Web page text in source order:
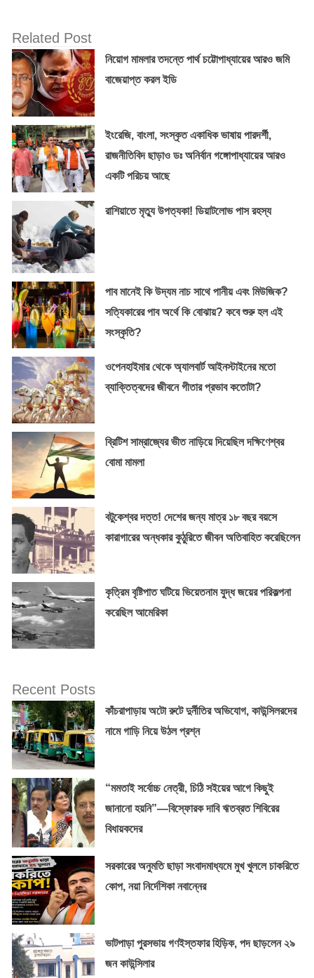
Related Post
নিয়োগ মামলার তদন্তে পার্থ চট্টোপাধ্যায়ের আরও জমি
বাজেয়াপ্ত করল ইডি
ইংরেজি, বাংলা, সংস্কৃত একাধিক ভাষায় পারদর্শী,
রাজনীতিবিদ ছাড়াও ডঃ অনির্বান গঙ্গোপাধ্যায়ের আরও
একটি পরিচয় আছে
রাশিয়াতে মৃত্যু উপত্যকা! ডিয়াটলোভ পাস রহস্য
পাব মানেই কি উদ্যম নাচ সাথে পানীয় এবং মিউজিক?
সত্যিকারের পাব অর্থে কি বোঝায়? কবে শুরু হল এই
সংস্কৃতি?
ওপেনহাইমার থেকে অ্যালবার্ট আইনস্টাইনের মতো
ব্যাক্তিত্বদের জীবনে গীতার প্রভাব কতোটা?
ব্রিটিশ সাম্রাজ্যের ভীত নাড়িয়ে দিয়েছিল দক্ষিণেশ্বর
বোমা মামলা
বটুকেশ্বর দত্ত! দেশের জন্য মাত্র ১৮ বছর বয়সে
কারাগারের অন্ধকার কুঠুরিতে জীবন অতিবাহিত করেছিলেন
কৃত্রিম বৃষ্টিপাত ঘটিয়ে ভিয়েতনাম যুদ্ধ জয়ের পরিকল্পনা
করেছিল আমেরিকা
Recent Posts
কাঁচরাপাড়ায় অটো রুটে দুর্নীতির অভিযোগ, কাউন্সিলরদের
নামে গাড়ি নিয়ে উঠল প্রশ্ন
“মমতাই সর্বোচ্চ নেত্রী, চিঠি সইয়ের আগে কিছুই
জানানো হয়নি”—বিস্ফোরক দাবি ঋতব্রত শিবিরের
বিধায়কদের
সরকারের অনুমতি ছাড়া সংবাদমাধ্যমে মুখ খুললে চাকরিতে
কোপ, নয়া নির্দেশিকা নবান্নের
ভাটপাড়া পুরসভায় গণইস্তফার হিড়িক, পদ ছাড়লেন ২৯
জন কাউন্সিলার